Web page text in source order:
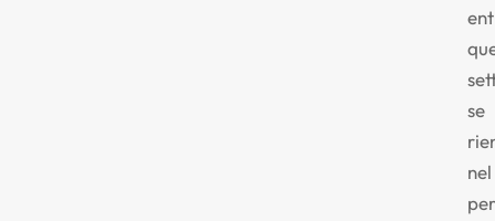
se
nel